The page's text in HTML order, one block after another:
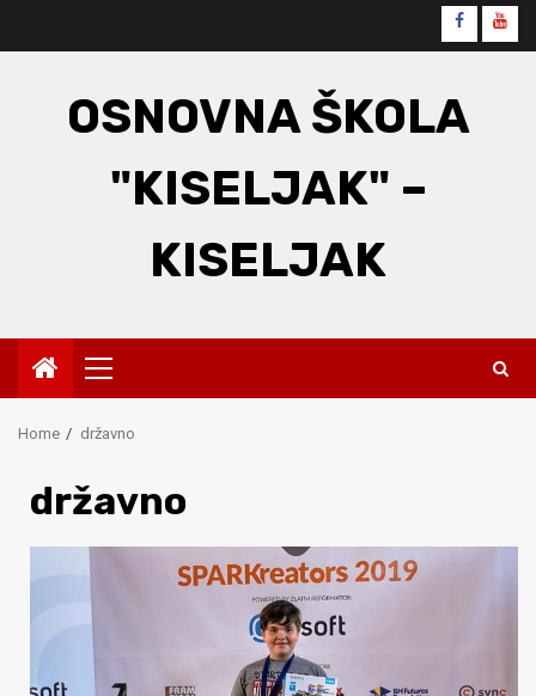
Facebook
OSNOVNA ŠKOLA
"KISELJAK" –
KISELJAK
Primary
Menu
Home državno
državno